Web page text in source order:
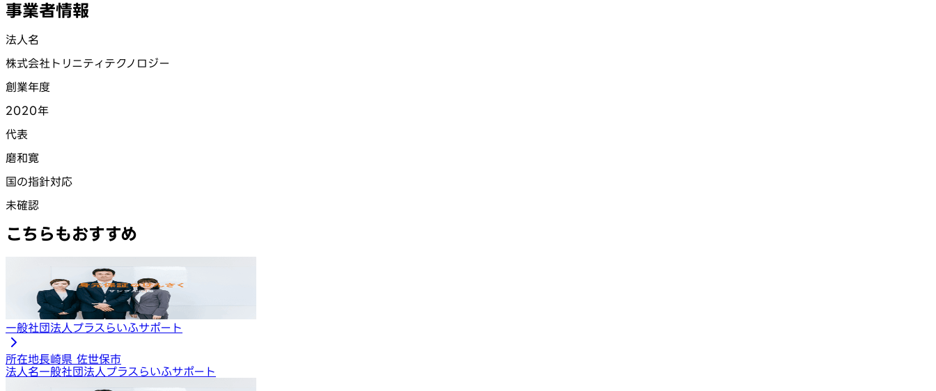
事業者情報
法人名
株式会社トリニティテクノロジー
創業年度
2020年
代表
磨和寛
国の指針対応
未確認
こちらもおすすめ
一般社団法人プラスらいふサポート
所在地長崎県 佐世保市
法人名一般社団法人プラスらいふサポート